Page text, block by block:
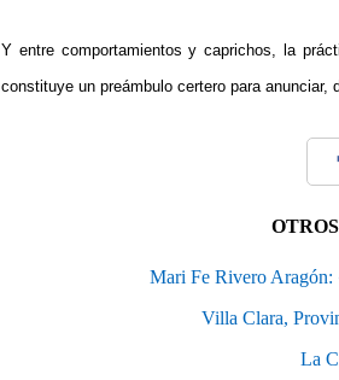
Y entre comportamientos y caprichos, la
constituye un preámbulo certero para anunciar,
Mari Fe Rivero Aragón:
Villa Clara,
La